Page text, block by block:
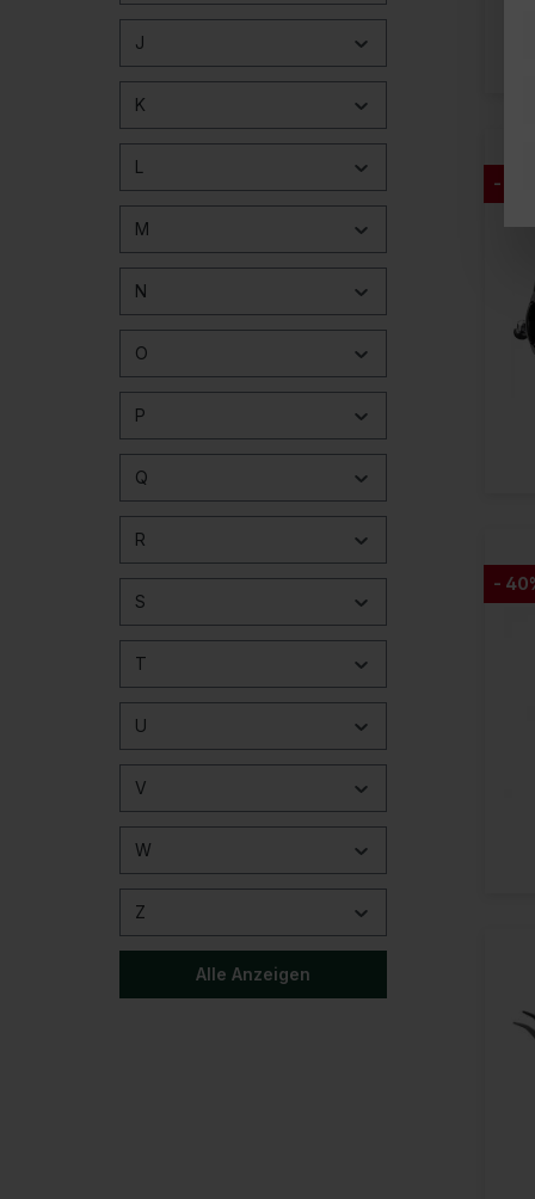
J
K
L
M
N
O
P
Q
R
S
T
U
V
W
Z
Alle Anzeigen
- 41%
-